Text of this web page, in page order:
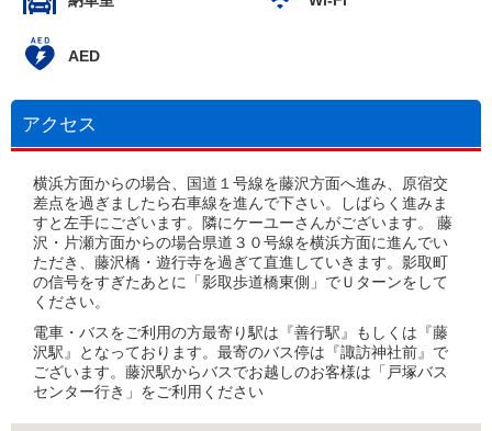
AED
アクセス
横浜方面からの場合、国道１号線を藤沢方面へ進み、原宿交
差点を過ぎましたら右車線を進んで下さい。しばらく進みま
すと左手にございます。隣にケーユーさんがございます。 藤
沢・片瀬方面からの場合県道３０号線を横浜方面に進んでい
ただき、藤沢橋・遊行寺を過ぎて直進していきます。影取町
の信号をすぎたあとに「影取歩道橋東側」でＵターンをして
ください。
電車・バスをご利用の方最寄り駅は『善行駅』もしくは『藤
沢駅』となっております。最寄のバス停は『諏訪神社前』で
ございます。藤沢駅からバスでお越しのお客様は「戸塚バス
センター行き」をご利用ください